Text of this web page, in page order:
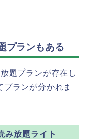
プランもある
題プランが存在し
ランが分かれま
み放題ライト